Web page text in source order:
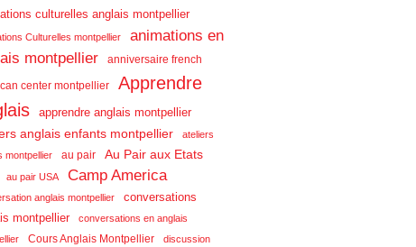
culturelles anglais montpellier
Culturelles montpellier
animations en
montpellier
anniversaire french
center montpellier
Apprendre
apprendre anglais montpellier
anglais enfants montpellier
ateliers
montpellier
au pair
Au Pair aux Etats
au pair USA Camp America
anglais montpellier
conversations
montpellier
conversations en anglais
Cours Anglais Montpellier discussion